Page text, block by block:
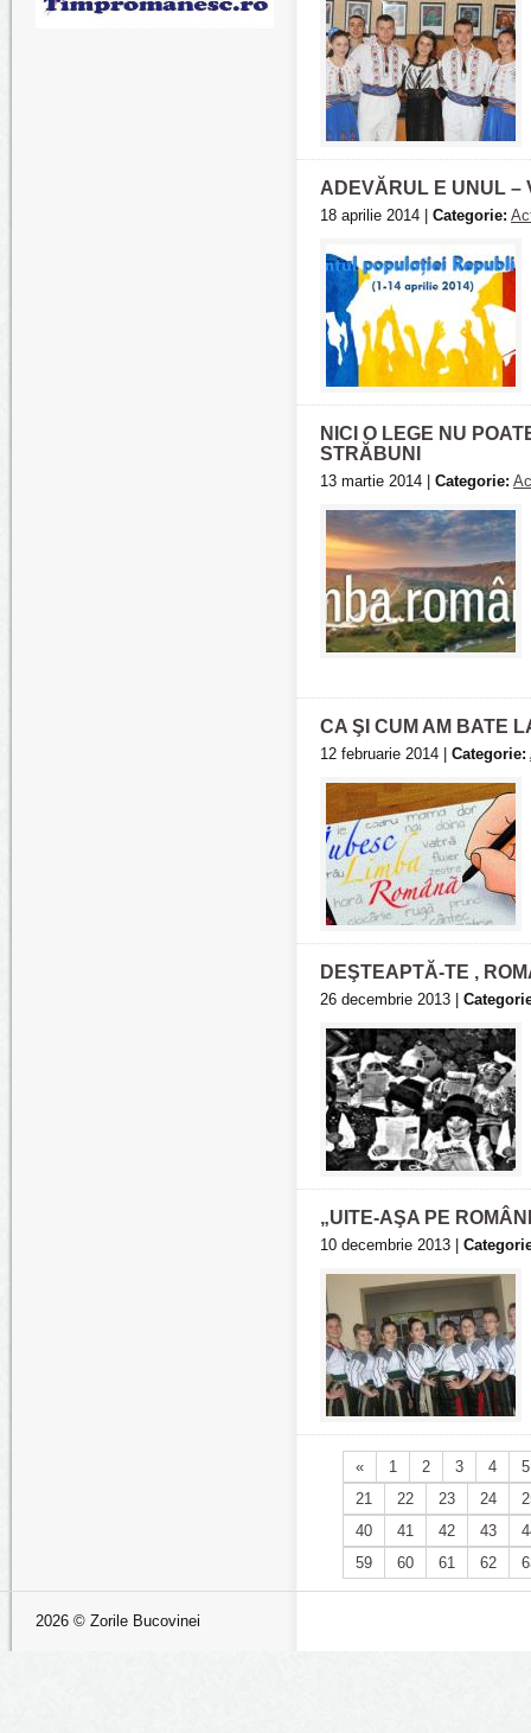
ADEVĂRUL E UNUL –
18 aprilie 2014 | Categorie:
NICI O LEGE NU
STRĂBUNI
13 martie 2014 | Categorie:
CA ŞI CUM AM BATE
12 februarie 2014 | Categorie:
DEŞTEAPTĂ-TE ,
26 decembrie 2013 |
„UITE-AŞA PE
10 decembrie 2013 |
« 1 2 3 4
5
21
22 23 24
40
41 42 43
59
60 61 62
2026 © Zorile Bucovinei